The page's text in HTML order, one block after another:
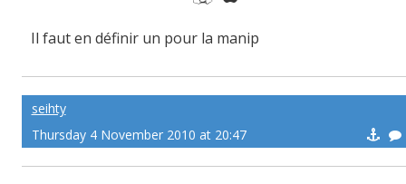
Il faut en définir un pour la manip
seihty
Thursday 4 November 2010 at 20:47